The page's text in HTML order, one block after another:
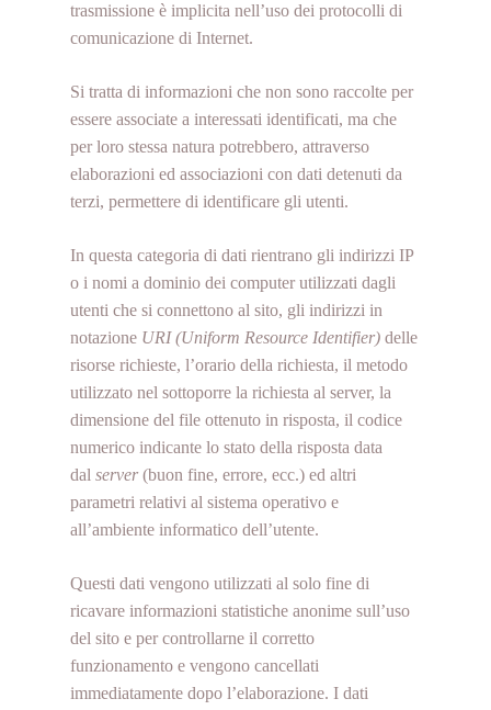
trasmissione è implicita nell’uso dei protocolli di
comunicazione di Internet.
Si tratta di informazioni che non sono raccolte per
essere associate a interessati identificati, ma che
per loro stessa natura potrebbero, attraverso
elaborazioni ed associazioni con dati detenuti da
terzi, permettere di identificare gli utenti.
In questa categoria di dati rientrano gli indirizzi IP
o i nomi a dominio dei computer utilizzati dagli
utenti che si connettono al sito, gli indirizzi in
notazione URI (Uniform Resource Identifier) delle
risorse richieste, l’orario della richiesta, il metodo
utilizzato nel sottoporre la richiesta al server, la
dimensione del file ottenuto in risposta, il codice
numerico indicante lo stato della risposta data
dal server (buon fine, errore, ecc.) ed altri
parametri relativi al sistema operativo e
all’ambiente informatico dell’utente.
Questi dati vengono utilizzati al solo fine di
ricavare informazioni statistiche anonime sull’uso
del sito e per controllarne il corretto
funzionamento e vengono cancellati
immediatamente dopo l’elaborazione. I dati